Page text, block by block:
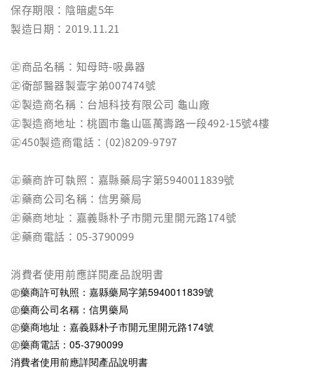
保存期限：陰暗處5年
製造日期：2019.11.21
㊣商品名稱：知母時-吸鼻器
㊣衛部醫器製壹字弟007474號
㊣製造商名稱：台旭科技有限公司 龜山廠
㊣製造商地址：桃園市龜山區萬壽路一段492-15號4樓
㊣450製造商電話：(02)8209-9797
㊣藥商許可執照：嘉縣藥局字第5940011839號
㊣藥商公司名稱：信男藥局
㊣藥商地址：嘉義縣朴子市開元里開元路174號
㊣藥商電話：05-3790099
消費者使用前應詳閱產品說明書
㊣藥商許可執照：嘉縣藥局字第5940011839號
㊣藥商公司名稱：信男藥局
㊣藥商地址：嘉義縣朴子市開元里開元路174號
㊣藥商電話：05-3790099
消費者使用前應詳閱產品說明書